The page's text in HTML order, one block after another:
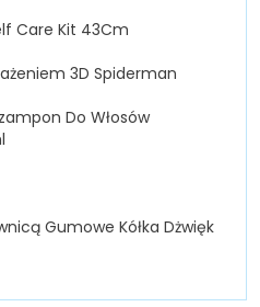
Care Kit 43Cm
3D Spiderman
Do Włosów
Gumowe Kółka Dżwięk